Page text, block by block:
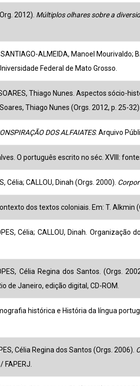
2012). Múltiplos olhares sobre a
ALMEIDA, Manoel Mourivaldo;
Federal de Mato Grosso.
Thiago Nunes. Aspectos sócio-
Thiago Nunes (Orgs. 2012, p. 25-
DOS ALFAIATES. Arquivo
O português escrito no séc. XVIII:
Célia; CALLOU, Dinah (Orgs. 2000).
dos textos coloniais. Em: T. Alkmin
Célia; CALLOU, Dinah. Organização
Célia Regina dos Santos. (Orgs.
de Janeiro, edição digital, CD-ROM.
histórica e História da língua
Célia Regina dos Santos (Orgs. 2006).
FAPERJ.